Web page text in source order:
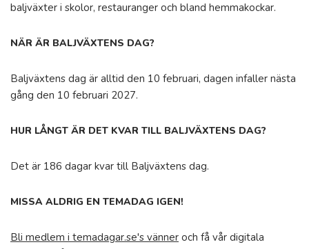
baljväxter i skolor, restauranger och bland hemmakockar.
NÄR ÄR BALJVÄXTENS DAG?
Baljväxtens dag är alltid den 10 februari, dagen infaller nästa
gång den 10 februari 2027.
HUR LÅNGT ÄR DET KVAR TILL BALJVÄXTENS DAG?
Det är 186 dagar kvar till Baljväxtens dag.
MISSA ALDRIG EN TEMADAG IGEN!
Bli medlem i temadagar.se's vänner och få vår digitala